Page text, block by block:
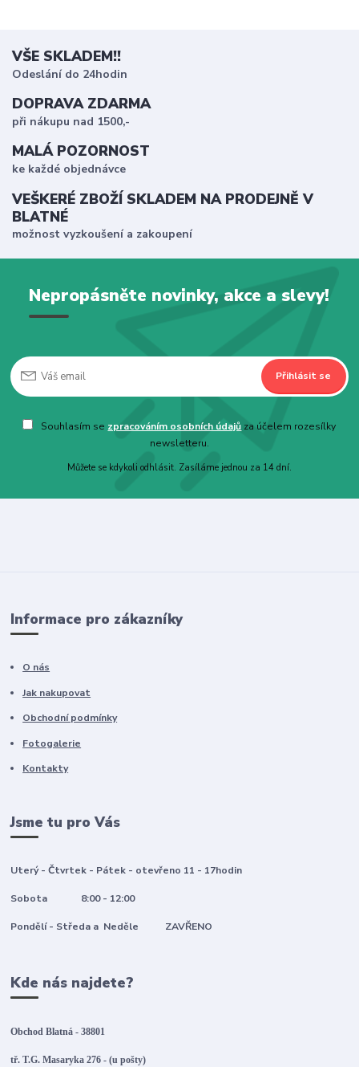
VŠE SKLADEM!!
Odeslání do 24hodin
DOPRAVA ZDARMA
při nákupu nad 1500,-
MALÁ POZORNOST
ke každé objednávce
VEŠKERÉ ZBOŽÍ SKLADEM NA PRODEJNĚ V
BLATNÉ
možnost vyzkoušení a zakoupení
Nepropásněte novinky, akce a slevy!
Přihlásit se
Souhlasím se zpracováním osobních údajů za účelem rozesílky
newsletteru.
Můžete se kdykoli odhlásit. Zasíláme jednou za 14 dní.
Informace pro zákazníky
O nás
Jak nakupovat
Obchodní podmínky
Fotogalerie
Kontakty
Jsme tu pro Vás
Uterý - Čtvrtek - Pátek - otevřeno 11 - 17hodin
Sobota 8:00 - 12:00
Pondělí - Středa a Neděle ZAVŘENO
Kde nás najdete?
Obchod Blatná - 38801
tř. T.G. Masaryka 276 - (u pošty)